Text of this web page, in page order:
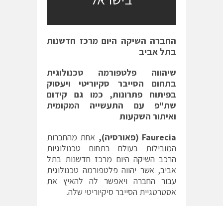
החברה השיקה היום מרכז חדשנות
בתל אביב
שיהווה פלטפורמה טכנולוגית
בתחום הסייבר סקיוריטי ויעסוק
בפיתוח פתרונות, כמו גם קידום
שת"פ עם התעשייה המקומית
ואיתור השקעות
Faurecia (פאורסיה), אחת מהחברות
המובילות בעולם בתחום טכנולוגיות
הרכב השיקה היום מרכז חדשנות בתל
אביב, אשר יהווה פלטפורמה טכנולוגית
עבור החברה ויאפשר לה להאיץ את
אסטרטגיית הסייבר סיקיוריטי שלה.